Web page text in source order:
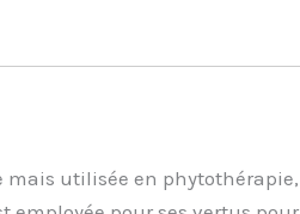
utilisée en